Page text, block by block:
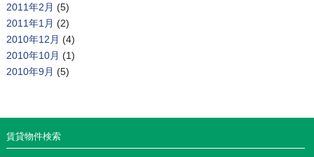
2011年2月 (5)
2011年1月 (2)
2010年12月 (4)
2010年10月 (1)
2010年9月 (5)
賃貸物件検索